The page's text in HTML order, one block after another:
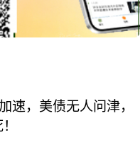
速，美债无人问津，